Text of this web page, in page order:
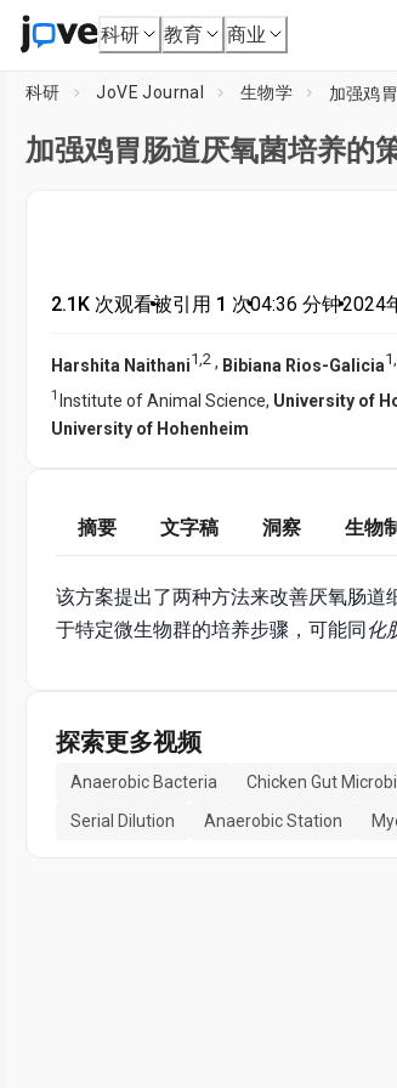
科研 教育 商业
科研 JoVE Journal 生物学 加强鸡
加强鸡胃肠道厌氧菌培养的
2.1K 次观看•被引用 1 次•04:36 分钟•2024
Harshita Naithani1,2 , Bibiana Rios-Galicia1,
1 Institute of Animal Science, University of
University of Hohenheim
摘要 文字稿 洞察 生物
该方案提出了两种方法来改善厌氧肠
于特定微生物群的培养步骤，可能同 化
探索更多视频
Anaerobic Bacteria Chicken Gut
Serial Dilution
Anaerobic Station